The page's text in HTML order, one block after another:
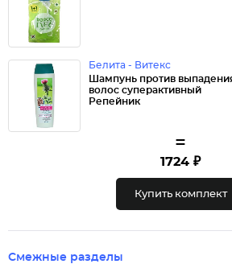
Белита - Витекс
Шампунь против
волос суперактивный
Репейник
=
1724 ₽
Купить комплект
Смежные разделы